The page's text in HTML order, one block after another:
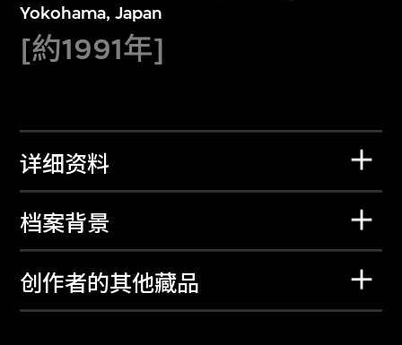
Yokohama, Japan
[約1991年]
详细资料
档案背景
创作者的其他藏品